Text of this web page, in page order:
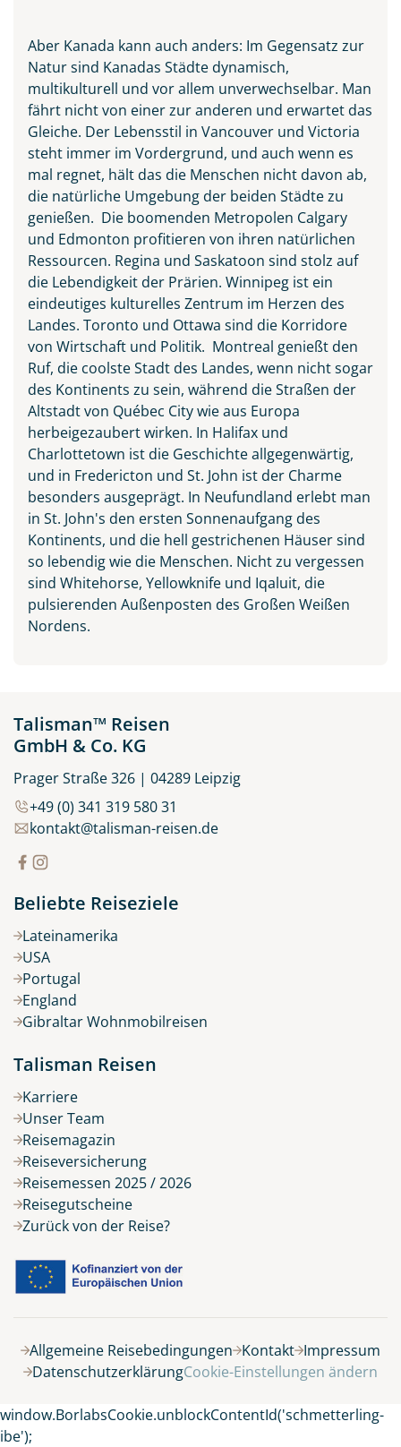
Keine Reisen auf der Merkliste
Ingonish Beach separated
between the Sea and the City,
Cape Breton Island
© Pugalenthi - stock.adobe.com
Aber Kanada kann auch anders: Im Gegensatz zur
Natur sind Kanadas Städte dynamisch,
multikulturell und vor allem unverwechselbar. Man
fährt nicht von einer zur anderen und erwartet das
Gleiche. Der Lebensstil in Vancouver und Victoria
steht immer im Vordergrund, und auch wenn es
mal regnet, hält das die Menschen nicht davon ab,
die natürliche Umgebung der beiden Städte zu
genießen. Die boomenden Metropolen Calgary
und Edmonton profitieren von ihren natürlichen
Ressourcen. Regina und Saskatoon sind stolz auf
die Lebendigkeit der Prärien. Winnipeg ist ein
eindeutiges kulturelles Zentrum im Herzen des
Landes. Toronto und Ottawa sind die Korridore
von Wirtschaft und Politik. Montreal genießt den
Ruf, die coolste Stadt des Landes, wenn nicht sogar
des Kontinents zu sein, während die Straßen der
Altstadt von Québec City wie aus Europa
herbeigezaubert wirken. In Halifax und
Charlottetown ist die Geschichte allgegenwärtig,
und in Fredericton und St. John ist der Charme
besonders ausgeprägt. In Neufundland erlebt man
in St. John's den ersten Sonnenaufgang des
Kontinents, und die hell gestrichenen Häuser sind
so lebendig wie die Menschen. Nicht zu vergessen
sind Whitehorse, Yellowknife und Iqaluit, die
pulsierenden Außenposten des Großen Weißen
Nordens.
Talisman™ Reisen
GmbH & Co. KG
Prager Straße 326 | 04289 Leipzig
+49 (0) 341 319 580 31
kontakt@talisman-reisen.de
Beliebte Reiseziele
Lateinamerika
USA
Portugal
England
Gibraltar Wohnmobilreisen
Talisman Reisen
Karriere
Unser Team
Reisemagazin
Reiseversicherung
Reisemessen 2025 / 2026
Reisegutscheine
Zurück von der Reise?
Allgemeine Reisebedingungen Kontakt Impressum
DatenschutzerklärungCookie-Einstellungen ändern
window.BorlabsCookie.unblockContentId('schmetterling-
ibe');